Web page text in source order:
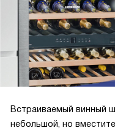
Встраиваемый винный
небольшой, но